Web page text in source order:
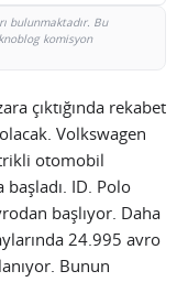
bulunmaktadır. Bu
komisyon
çıktığında rekabet
Volkswagen
otomobil
ID. Polo
başlıyor. Daha
24.995 avro
Bunun